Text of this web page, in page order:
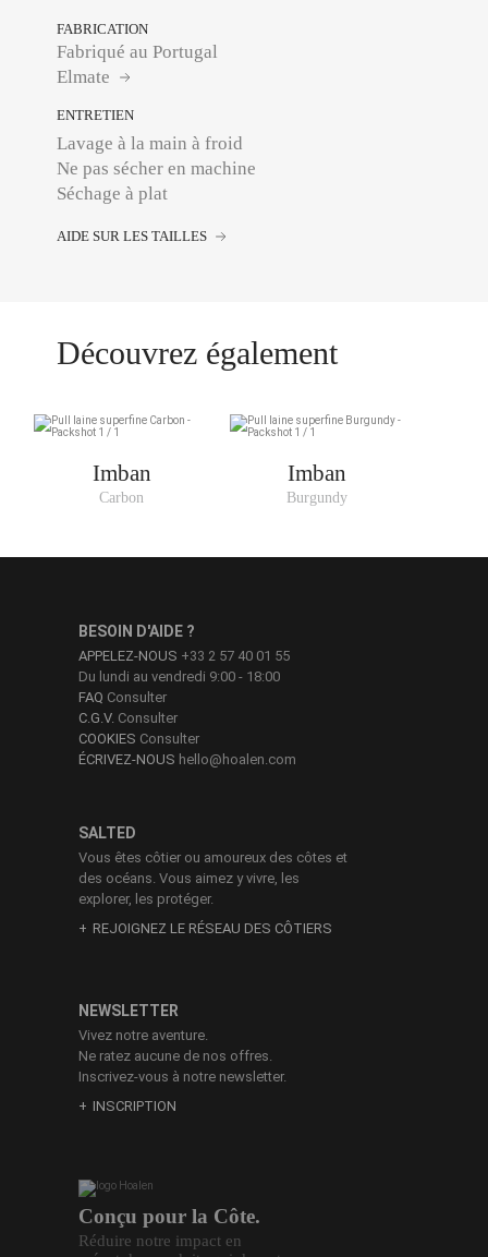
FABRICATION
Fabriqué au Portugal
Elmate
ENTRETIEN
Lavage à la main à froid
Ne pas sécher en machine
Séchage à plat
AIDE SUR LES TAILLES
Découvrez également
Imban
Carbon
Imban
Burgundy
Conçu pour la Côte.
Réduire notre impact en
SALTED
Vous êtes côtier ou amoureux des côtes et
des océans. Vous aimez y vivre, les
explorer, les protéger.
REJOIGNEZ LE RÉSEAU DES CÔTIERS
BESOIN D'AIDE ?
APPELEZ-NOUS +33 2 57 40 01 55
Du lundi au vendredi 9:00 - 18:00
FAQ Consulter
C.G.V. Consulter
COOKIES Consulter
ÉCRIVEZ-NOUS hello@hoalen.com
NEWSLETTER
Vivez notre aventure.
Ne ratez aucune de nos offres.
Inscrivez-vous à notre newsletter.
INSCRIPTION